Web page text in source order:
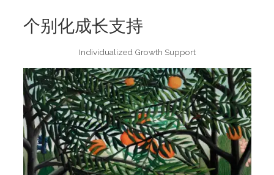
个别化成长支持
Individualized Growth Support